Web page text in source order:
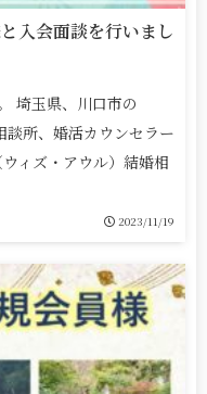
入会面談を行いまし
埼玉県、川口市の
所、婚活カウンセラー
ィズ・アウル）結婚相
2023/11/19